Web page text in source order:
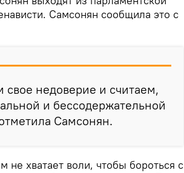
Самсонян сообщила это с
недоверие и считаем,
и бессодержательной
Самсонян.
не хватает воли, чтобы бороться с